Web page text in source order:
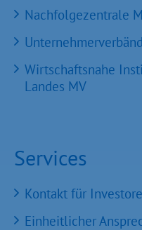
Nachfolgezentrale
Wirtschaftsnahe
Landes MV
Services
Kontakt für
Einheitlicher